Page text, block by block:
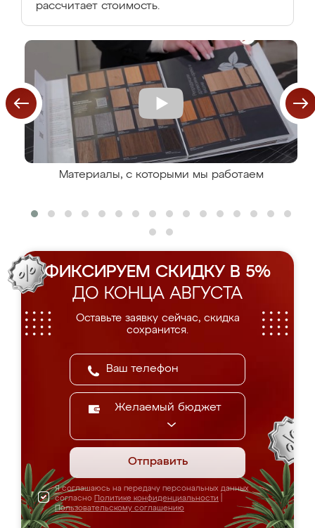
рассчитает стоимость.
Материалы, с которыми мы работаем
ФИКСИРУЕМ СКИДКУ В 5%
ДО КОНЦА АВГУСТА
Оставьте заявку сейчас, скидка
сохранится.
Желаемый бюджет
Отправить
Я соглашаюсь на передачу персональных данных
согласно Политике конфиденциальности
Пользовательскому соглашению